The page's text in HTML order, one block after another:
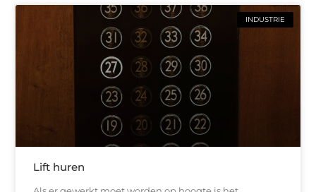
INDUSTRIE
Lift huren